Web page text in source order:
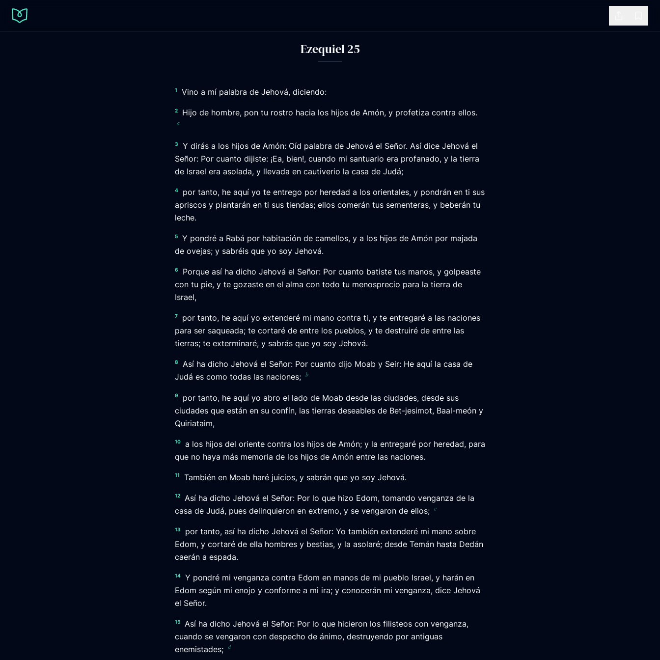
Ezequiel 25
1 Vino a mí palabra de Jehová, diciendo:
2 Hijo de hombre, pon tu rostro hacia los hijos de Amón, y profetiza contra ellos.
a
3
Y dirás a los hijos de Amón: Oíd palabra de Jehová el Señor. Así dice Jehová el
Señor: Por cuanto dijiste: ¡Ea, bien!, cuando mi santuario era profanado, y la tierra
de Israel era asolada, y llevada en cautiverio la casa de Judá;
4
por tanto, he aquí yo te entrego por heredad a los orientales, y pondrán en ti sus
apriscos y plantarán en ti sus tiendas; ellos comerán tus sementeras, y beberán tu
leche.
5
Y pondré a Rabá por habitación de camellos, y a los hijos de Amón por majada
de ovejas; y sabréis que yo soy Jehová.
6
Porque así ha dicho Jehová el Señor: Por cuanto batiste tus manos, y golpeaste
con tu pie, y te gozaste en el alma con todo tu menosprecio para la tierra de
Israel,
7
por tanto, he aquí yo extenderé mi mano contra ti, y te entregaré a las naciones
para ser saqueada; te cortaré de entre los pueblos, y te destruiré de entre las
tierras; te exterminaré, y sabrás que yo soy Jehová.
8
Así ha dicho Jehová el Señor: Por cuanto dijo Moab y Seir: He aquí la casa de
Judá es como todas las naciones; b
9
por tanto, he aquí yo abro el lado de Moab desde las ciudades, desde sus
ciudades que están en su confín, las tierras deseables de Bet-jesimot, Baal-meón y
Quiriataim,
10
a los hijos del oriente contra los hijos de Amón; y la entregaré por heredad, para
que no haya más memoria de los hijos de Amón entre las naciones.
11 También en Moab haré juicios, y sabrán que yo soy Jehová.
12
Así ha dicho Jehová el Señor: Por lo que hizo Edom, tomando venganza de la
casa de Judá, pues delinquieron en extremo, y se vengaron de ellos; c
13
por tanto, así ha dicho Jehová el Señor: Yo también extenderé mi mano sobre
Edom, y cortaré de ella hombres y bestias, y la asolaré; desde Temán hasta Dedán
caerán a espada.
14
Y pondré mi venganza contra Edom en manos de mi pueblo Israel, y harán en
Edom según mi enojo y conforme a mi ira; y conocerán mi venganza, dice Jehová
el Señor.
15
Así ha dicho Jehová el Señor: Por lo que hicieron los filisteos con venganza,
cuando se vengaron con despecho de ánimo, destruyendo por antiguas
enemistades; d